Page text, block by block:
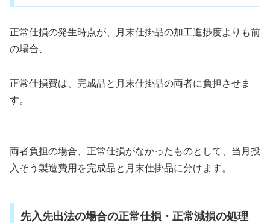
正常仕損の発生時点が、月末仕掛品の加工進捗度よりも前
の場合、
正常仕損費は、完成品と月末仕掛品の両者に負担させま
す。
両者負担の場合、正常仕損がなかったものとして、当月投
入そう製造費用を完成品と月末仕掛品に分けます。
先入先出法の場合の正常仕損・正常減損の処理